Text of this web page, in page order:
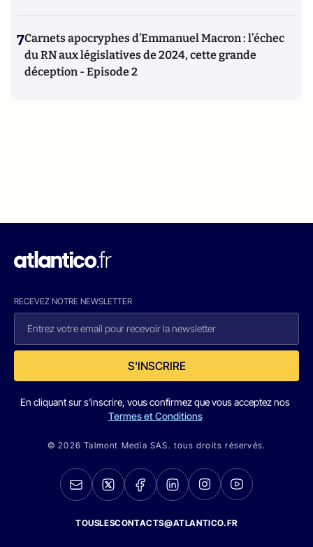
7Carnets apocryphes d’Emmanuel Macron : l’échec
du RN aux législatives de 2024, cette grande
déception - Episode 2
RECEVEZ NOTRE NEWSLETTER
S'INSCRIRE
En cliquant sur s'inscrire, vous confirmez que vous acceptez nos
Termes et Conditions
© 2026 Talmont Media SAS. tous droits réservés.
TOUSLESCONTACTS@ATLANTICO.FR